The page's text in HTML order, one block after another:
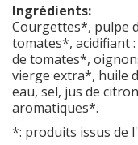
Ingrédients:
Courgettes*, pulpe
tomates*, acidifiant
de tomates*,
vierge extra*, huile
eau, sel, jus de
aromatiques*.
*: produits issus de